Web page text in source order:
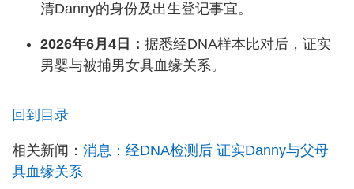
清Danny的身份及出生登记事宜。
2026年6月4日： 据悉经DNA样本比对后，证实
男婴与被捕男女具血缘关系。
回到目录
相关新闻： 消息：经DNA检测后 证实Danny与父母
具血缘关系